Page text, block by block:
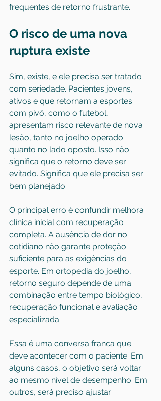
frequentes de retorno frustrante.
O risco de uma nova
ruptura existe
Sim, existe, e ele precisa ser tratado
com seriedade. Pacientes jovens,
ativos e que retornam a esportes
com pivô, como o futebol,
apresentam risco relevante de nova
lesão, tanto no joelho operado
quanto no lado oposto. Isso não
significa que o retorno deve ser
evitado. Significa que ele precisa ser
bem planejado.
O principal erro é confundir melhora
clínica inicial com recuperação
completa. A ausência de dor no
cotidiano não garante proteção
suficiente para as exigências do
esporte. Em ortopedia do joelho,
retorno seguro depende de uma
combinação entre tempo biológico,
recuperação funcional e avaliação
especializada.
Essa é uma conversa franca que
deve acontecer com o paciente. Em
alguns casos, o objetivo será voltar
ao mesmo nível de desempenho. Em
outros, será preciso ajustar